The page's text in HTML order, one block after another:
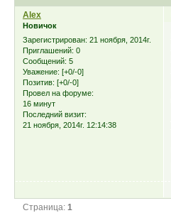
Alex
Новичок
Зарегистрирован: 21 ноября, 2014г.
Приглашений: 0
Сообщений: 5
Уважение: [+0/-0]
Позитив: [+0/-0]
Провел на форуме:
16 минут
Последний визит:
21 ноября, 2014г. 12:14:38
Страница: 1